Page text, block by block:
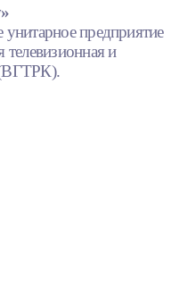
унитарное предприятие
телевизионная и
(ВГТРК).